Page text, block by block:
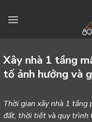
Xây nhà 1 tầng
tố ảnh hưởng và
Thời gian xây nhà 1 tầng
đất, thời tiết và quy trình